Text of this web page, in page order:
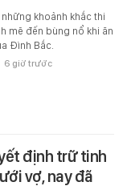
những khoảnh khắc thi
mẽ đến bùng nổ khi ăn
Đình Bắc.
6 giờ trước
định trữ tinh
vợ, nay đã